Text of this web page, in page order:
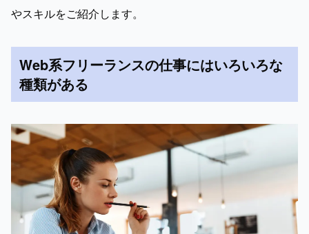
やスキルをご紹介します。
Web系フリーランスの仕事にはいろいろな
種類がある